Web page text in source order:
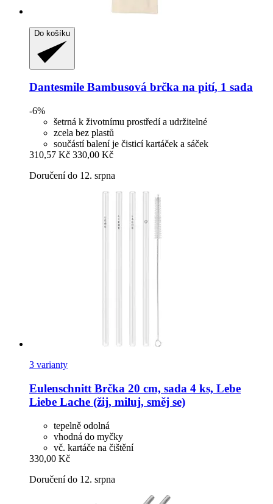
Do košíku
Dantesmile Bambusová brčka na pití, 1 sada
-6%
šetrná k životnímu prostředí a udržitelné
zcela bez plastů
součástí balení je čisticí kartáček a sáček
310,57 Kč 330,00 Kč
Doručení do 12. srpna
3 varianty
Eulenschnitt Brčka 20 cm, sada 4 ks, Lebe
Liebe Lache (žij, miluj, směj se)
tepelně odolná
vhodná do myčky
vč. kartáče na čištění
330,00 Kč
Doručení do 12. srpna